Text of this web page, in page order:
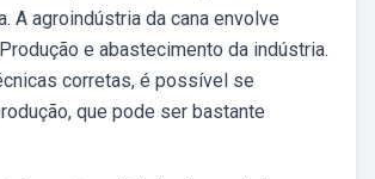
A agroindústria da cana envolve
e abastecimento da indústria.
corretas, é possível se
que pode ser bastante